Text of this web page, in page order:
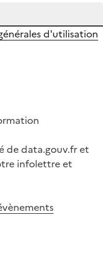
d'utilisation
de data.gouv.fr et
infolettre et